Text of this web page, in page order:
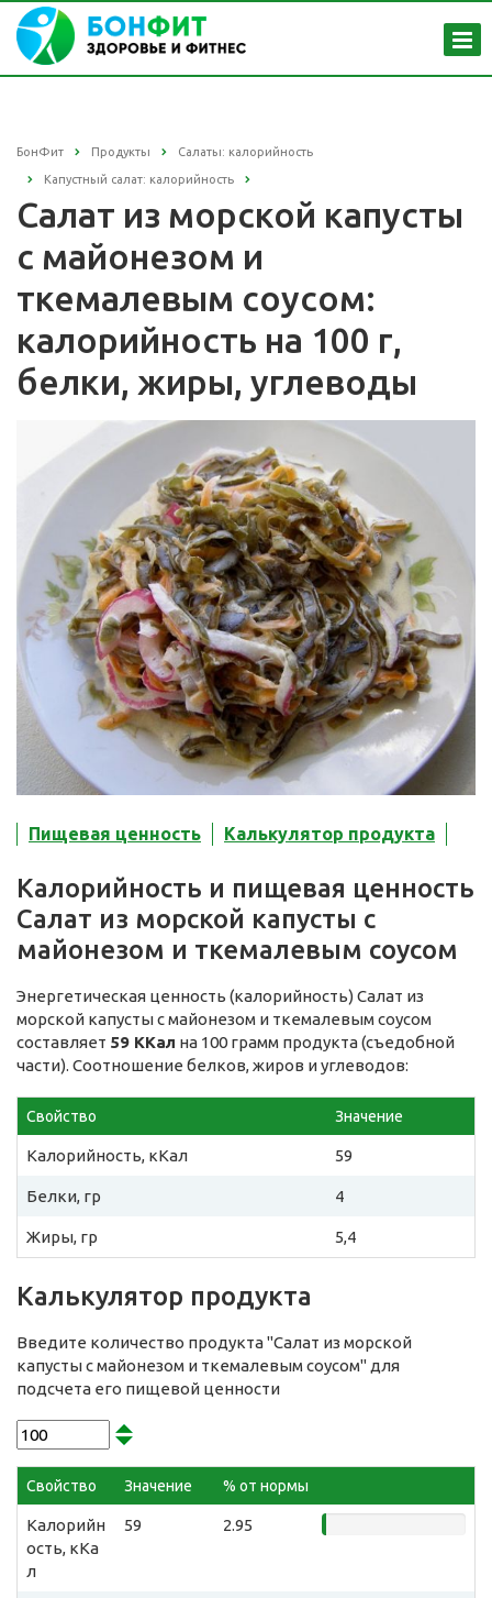
БонФит Продукты Салаты: калорийность
Капустный салат: калорийность
Салат из морской капусты
с майонезом и
ткемалевым соусом:
калорийность на 100 г,
белки, жиры, углеводы
Пищевая ценность Калькулятор продукта
Калорийность и пищевая ценность
Салат из морской капусты с
майонезом и ткемалевым соусом
Энергетическая ценность (калорийность) Салат из
морской капусты с майонезом и ткемалевым соусом
составляет 59 ККал на 100 грамм продукта (съедобной
части). Соотношение белков, жиров и углеводов:
Свойство Значение
Калорийность, кКал 59
Белки, гр 4
Жиры, гр 5,4
Калькулятор продукта
Введите количество продукта "Салат из морской
капусты с майонезом и ткемалевым соусом" для
подсчета его пищевой ценности
Свойство Значение % от нормы
Калорийн
ость, кКа
л
59 2.95